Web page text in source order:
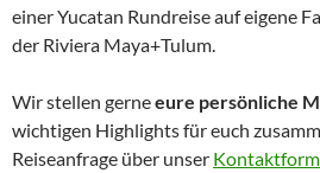
einer Yucatan Rundreise auf eigene
der Riviera Maya+Tulum.
Wir stellen gerneeure persönliche
wichtigen Highlights für euch
Reiseanfrage über unser